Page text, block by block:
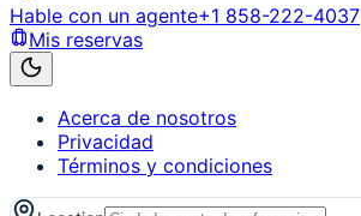
Hable con un agente+1 858-222-4037
Mis reservas
Acerca de nosotros
Privacidad
Términos y condiciones